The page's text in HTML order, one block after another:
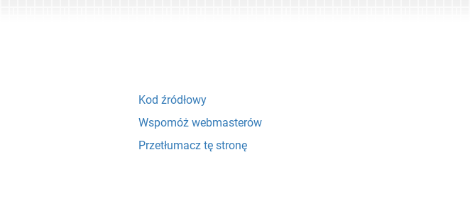
Kod źródłowy
Wspomóż webmasterów
Przetłumacz tę stronę